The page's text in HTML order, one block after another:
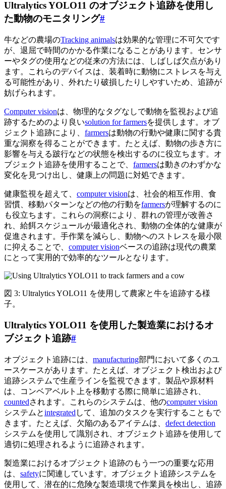
Ultralytics YOLO11 のオブジェクト追跡を使用し
た動物のモニタリング#
牛などの農場のTracking animalsは効果的な管理に不可欠です
が、退屈で時間のかかる作業になることがあります。センサ
ーやタグの使用などの従来の方法には、しばしば欠点があり
ます。これらのデバイスは、装着時に動物にストレスを与え
る可能性があり、外れたり破損したりしやすいため、追跡が
妨げられます。
Computer visionは、物理的なタグなしで動物を監視および追
跡するためのより良いsolution for farmersを提供します。オブ
ジェクト追跡により、 farmersは動物の行動や健康に関する貴
重な洞察を得ることができます。たとえば、動物の歩き方に
影響を与える跛行などの状態を検出するのに役立ちます。オ
ブジェクト追跡を使用することで、 farmersは動きのわずかな
変化を見つけ出し、健康上の問題に対処できます。
健康監視を超えて、 computer visionは、社会的相互作用、食
習慣、移動パターンなどの他の行動をfarmersが理解するのに
も役立ちます。これらの洞察により、群れの管理が改善さ
れ、給餌スケジュールが最適化され、動物の全体的な健康が
促進されます。手作業を減らし、動物へのストレスを最小限
に抑えることで、 computer visionベースの追跡は現代の農業
にとって実用的で効率的なツールとなります。
図 3: Ultralytics YOLO11 を使用して農家と牛を追跡する様
子。
Ultralytics YOLO11 を使用した製造業におけるオ
ブジェクト追跡#
オブジェクト追跡には、 manufacturing部門において多くのユ
ースケースがあります。たとえば、オブジェクト検出および
追跡システムで生産ラインを監視できます。製品や原材料
は、コンベアベルト上を移動する際に簡単に追跡され、
countedされます。これらのシステムは、他のcomputer vision
システムとintegrated して、追加のタスクを実行することもで
きます。たとえば、欠陥のあるアイテムは、 defect detection
システムを使用して識別され、オブジェクト追跡を使用して
適切に処理されるように追跡されます。
製造業におけるオブジェクト追跡のもう一つの重要な応用
は、 safetyに関連しています。オブジェクト追跡システムを
使用して、潜在的に危険な製造環境で作業員を検出し、追跡